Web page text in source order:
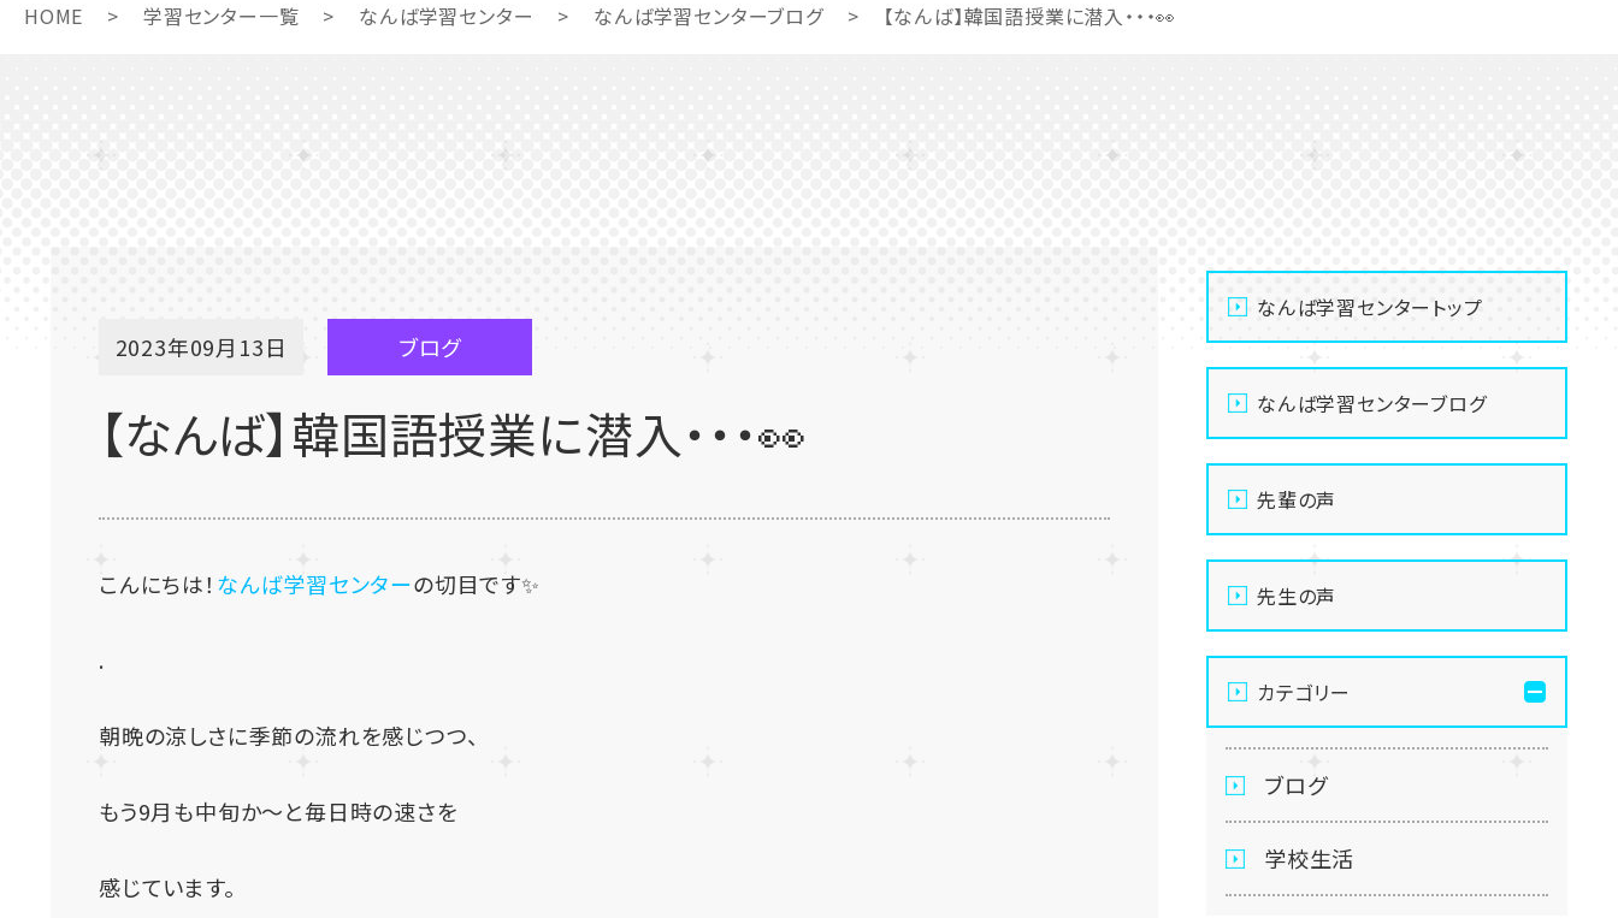
HOME > 学習センター一覧 > なんば学習センター > なんば学習センターブログ > 【なんば】韓国語授業に潜入・・・👀
2023年09月13日 ブログ
【なんば】韓国語授業に潜入・・・👀
こんにちは！ なんば学習センターの切目です✨
.
朝晩の涼しさに季節の流れを感じつつ、
もう9月も中旬か～と毎日時の速さを
感じています。
なんば学習センタートップ
なんば学習センターブログ
先輩の声
先生の声
カテゴリー
ブログ
学校生活